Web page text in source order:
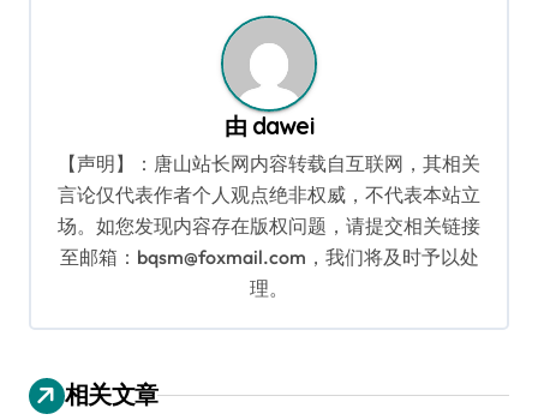
由 dawei
【声明】：唐山站长网内容转载自互联网，其相关
言论仅代表作者个人观点绝非权威，不代表本站立
场。如您发现内容存在版权问题，请提交相关链接
至邮箱：bqsm@foxmail.com，我们将及时予以处
理。
相关文章